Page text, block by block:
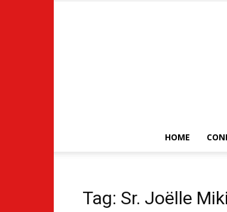
HOME
Tag: Sr. Joëlle Miki